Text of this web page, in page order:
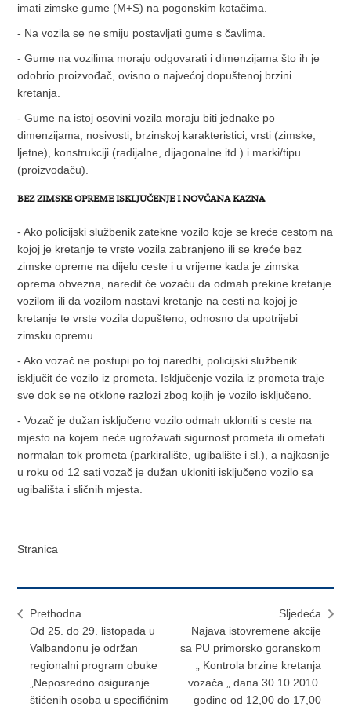
imati zimske gume (M+S) na pogonskim kotačima.
- Na vozila se ne smiju postavljati gume s čavlima.
- Gume na vozilima moraju odgovarati i dimenzijama što ih je
odobrio proizvođač, ovisno o najvećoj dopuštenoj brzini
kretanja.
- Gume na istoj osovini vozila moraju biti jednake po
dimenzijama, nosivosti, brzinskoj karakteristici, vrsti (zimske,
ljetne), konstrukciji (radijalne, dijagonalne itd.) i marki/tipu
(proizvođaču).
BEZ ZIMSKE OPREME ISKLJUČENJE I NOVČANA KAZNA
- Ako policijski službenik zatekne vozilo koje se kreće cestom na
kojoj je kretanje te vrste vozila zabranjeno ili se kreće bez
zimske opreme na dijelu ceste i u vrijeme kada je zimska
oprema obvezna, naredit će vozaču da odmah prekine kretanje
vozilom ili da vozilom nastavi kretanje na cesti na kojoj je
kretanje te vrste vozila dopušteno, odnosno da upotrijebi
zimsku opremu.
- Ako vozač ne postupi po toj naredbi, policijski službenik
isključit će vozilo iz prometa. Isključenje vozila iz prometa traje
sve dok se ne otklone razlozi zbog kojih je vozilo isključeno.
- Vozač je dužan isključeno vozilo odmah ukloniti s ceste na
mjesto na kojem neće ugrožavati sigurnost prometa ili ometati
normalan tok prometa (parkiralište, ugibalište i sl.), a najkasnije
u roku od 12 sati vozač je dužan ukloniti isključeno vozilo sa
ugibališta i sličnih mjesta.
Stranica
Prethodna
Od 25. do 29. listopada u
Valbandonu je održan
regionalni program obuke
„Neposredno osiguranje
štićenih osoba u specifičnim
Sljedeća
Najava istovremene akcije
sa PU primorsko goranskom
„ Kontrola brzine kretanja
vozača „ dana 30.10.2010.
godine od 12,00 do 17,00